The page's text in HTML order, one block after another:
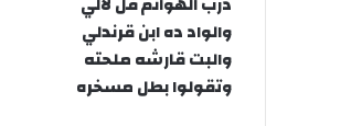
والواد ده ابن قرندلي
والبت قارشه ملحته
وتقولوا بطل مسخره